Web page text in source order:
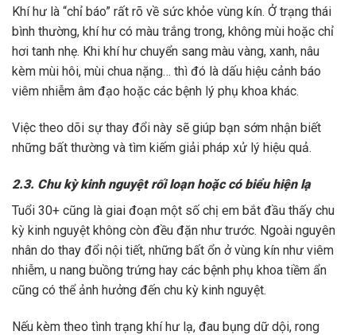
Khí hư là “chỉ báo” rất rõ về sức khỏe vùng kín. Ở trạng thái
bình thường, khí hư có màu trắng trong, không mùi hoặc chỉ
hơi tanh nhẹ. Khi khí hư chuyển sang màu vàng, xanh, nâu
kèm mùi hôi, mùi chua nặng… thì đó là dấu hiệu cảnh báo
viêm nhiễm âm đạo hoặc các bệnh lý phụ khoa khác.
Việc theo dõi sự thay đổi này sẽ giúp bạn sớm nhận biết
những bất thường và tìm kiếm giải pháp xử lý hiệu quả.
2.3. Chu kỳ kinh nguyệt rối loạn hoặc có biểu hiện lạ
Tuổi 30+ cũng là giai đoạn một số chị em bắt đầu thấy chu
kỳ kinh nguyệt không còn đều đặn như trước. Ngoài nguyên
nhân do thay đổi nội tiết, những bất ổn ở vùng kín như viêm
nhiễm, u nang buồng trứng hay các bệnh phụ khoa tiềm ẩn
cũng có thể ảnh hưởng đến chu kỳ kinh nguyệt.
Nếu kèm theo tình trạng khí hư lạ, đau bụng dữ dội, rong